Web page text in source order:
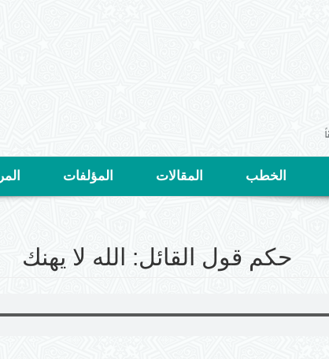
الخطب المقالات المؤلفات
حكم قول القائل: الله لا يهنك